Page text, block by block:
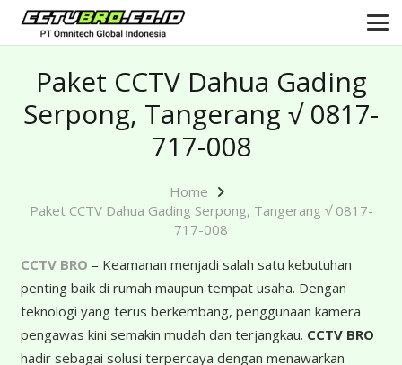
Paket CCTV Dahua Gading
Serpong, Tangerang √ 0817-
717-008
Home
Paket CCTV Dahua Gading Serpong, Tangerang √ 0817-
717-008
CCTV BRO – Keamanan menjadi salah satu kebutuhan
penting baik di rumah maupun tempat usaha. Dengan
teknologi yang terus berkembang, penggunaan kamera
pengawas kini semakin mudah dan terjangkau. CCTV BRO
hadir sebagai solusi terpercaya dengan menawarkan